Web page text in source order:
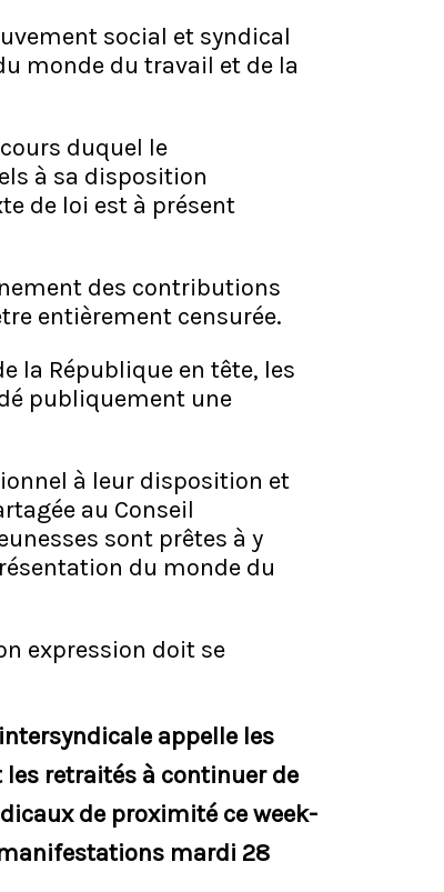
social et syndical
monde du travail et de la
duquel le
à sa disposition
de loi est à présent
des contributions
entièrement censurée.
la République en tête, les
publiquement une
à leur disposition et
au Conseil
sont prêtes à y
du monde du
expression doit se
appelle les
retraités à continuer de
de proximité ce week-
mardi 28